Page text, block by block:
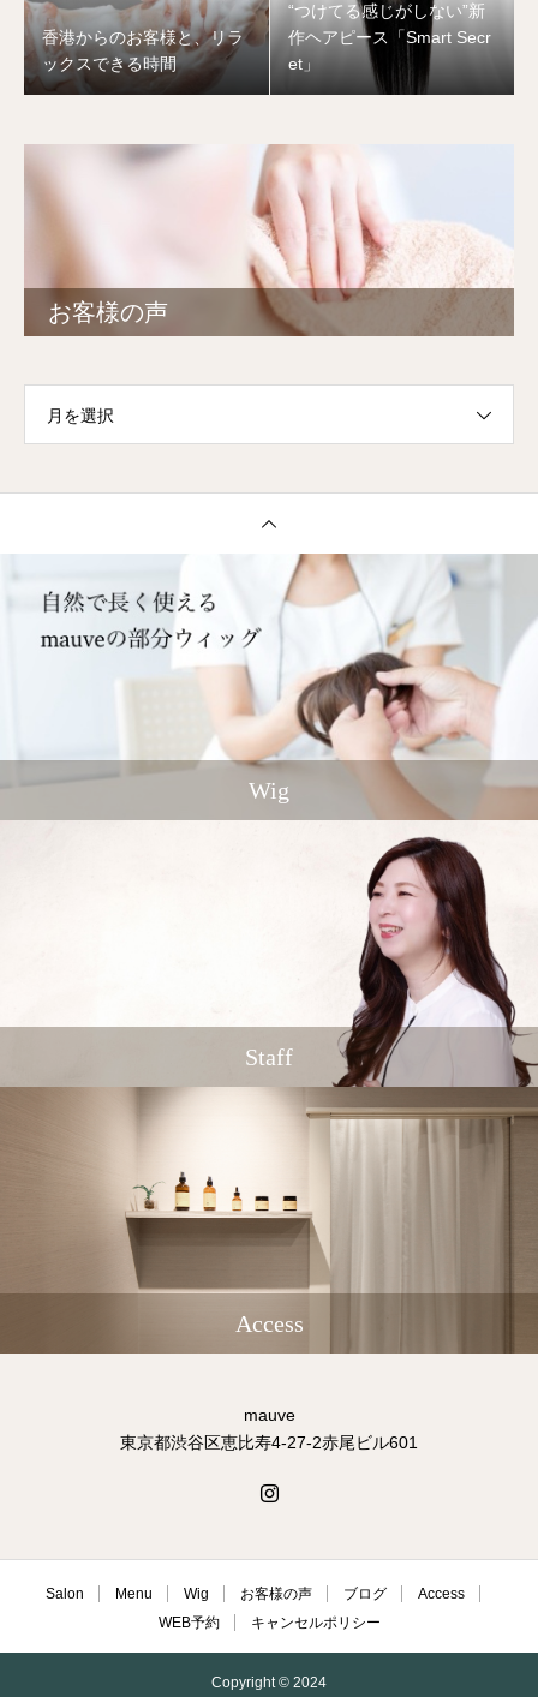
香港からのお客様と、リラ
ックスできる時間
“つけてる感じがしない”新
作ヘアピース「Smart Secr
et」
お客様の声
月を選択
Wig
Staff
Access
mauve
東京都渋谷区恵比寿4-27-2赤尾ビル601
Salon Menu Wig お客様の声 ブログ
Access
WEB予約
キャンセルポリシー
Copyright © 2024